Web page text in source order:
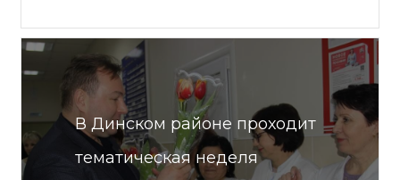
В Динском районе проходит
тематическая неделя